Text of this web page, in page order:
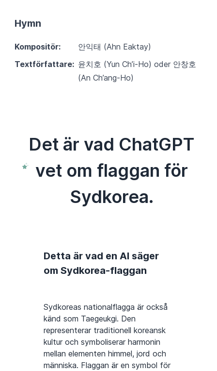
Hymn
Kompositör:
안익태 (Ahn Eaktay)
Textförfattare: 윤치호 (Yun Ch’i-Ho) oder 안창호
(An Ch’ang-Ho)
Det är vad ChatGPT
vet om flaggan för
Sydkorea.
Detta är vad en AI säger
om Sydkorea-flaggan
Sydkoreas nationalflagga är också
känd som Taegeukgi. Den
representerar traditionell koreansk
kultur och symboliserar harmonin
mellan elementen himmel, jord och
människa. Flaggan är en symbol för